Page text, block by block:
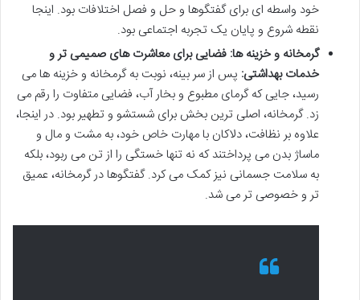
خود واسطه ای برای گفتگوها و حل و فصل اختلافات بود. اینجا
نقطه شروع و پایان یک تجربه اجتماعی بود.
گرمخانه و خزینه ها: فضایی برای معاشرت های صمیمی تر و
خدمات بهداشتی: پس از سر بینه، نوبت به گرمخانه و خزینه ها می
رسید، جایی که گرمای مطبوع و بخار آب، فضایی متفاوت را رقم می
زد. گرمخانه، اصلی ترین بخش برای شستشو و تطهیر بود. در اینجا،
علاوه بر نظافت، دلاکان با مهارت خاص خود، به مشت و مال و
ماساژ بدن می پرداختند که نه تنها خستگی را از تن می ربود، بلکه
به سلامت جسمانی نیز کمک می کرد. گفتگوها در گرمخانه، عمیق
تر و خصوصی تر می شد.